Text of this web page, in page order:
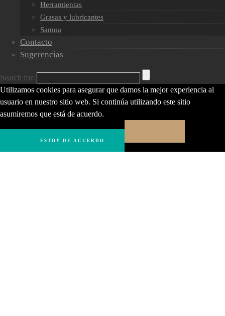
Herramientas
Grasas y lubricantes
Samoa
Contacto
Sugerencias
Search for:
Utilizamos cookies para asegurar que damos la mejor experiencia al
usuario en nuestro sitio web. Si continúa utilizando este sitio
asumiremos que está de acuerdo.
ESTOY DE ACUERDO